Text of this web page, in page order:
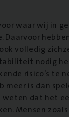
waar wij in
Daarvoor
volledig
nodig
risico’s te
meer is dan
dat het
Mensen